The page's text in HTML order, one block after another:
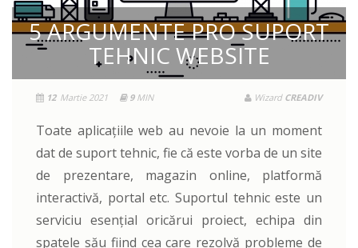
5 ARGUMENTE PRO SUPORT
TEHNIC WEBSITE
12 Martie 2021 9MIN Wizard CREADIV
Toate aplicațiile web au nevoie la un moment
dat de suport tehnic, fie că este vorba de un site
de prezentare, magazin online, platformă
interactivă, portal etc. Suportul tehnic este un
serviciu esențial oricărui proiect, echipa din
spatele său fiind cea care rezolvă probleme de